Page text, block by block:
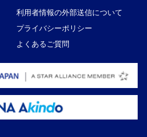
利用者情報の外部送信について
プライバシーポリシー
よくあるご質問